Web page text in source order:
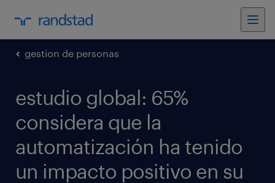
gestion de personas
estudio global: 65%
considera que la
automatización ha tenido
un impacto positivo en su